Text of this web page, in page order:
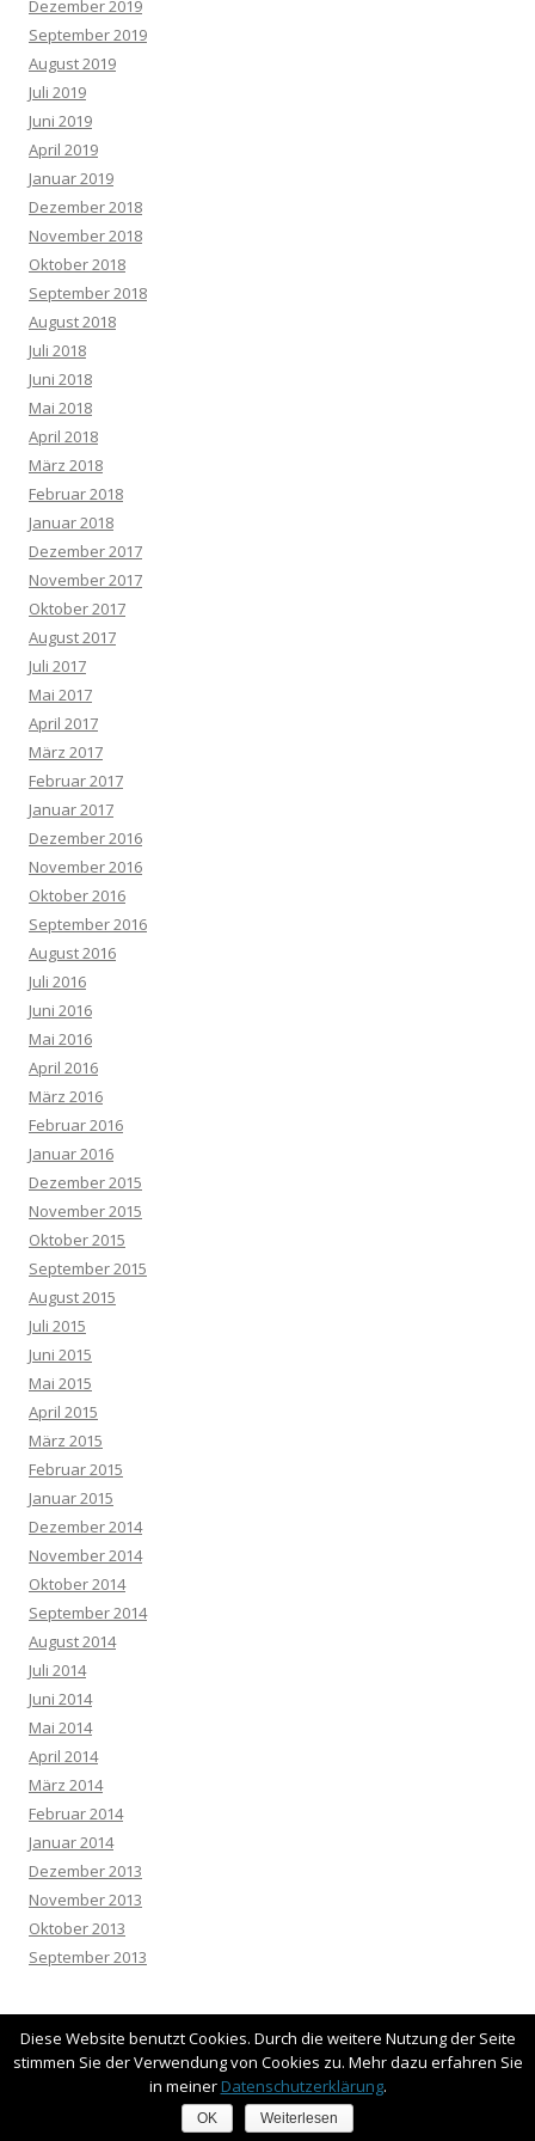
Dezember 2019
September 2019
August 2019
Juli 2019
Juni 2019
April 2019
Januar 2019
Dezember 2018
November 2018
Oktober 2018
September 2018
August 2018
Juli 2018
Juni 2018
Mai 2018
April 2018
März 2018
Februar 2018
Januar 2018
Dezember 2017
November 2017
Oktober 2017
August 2017
Juli 2017
Mai 2017
April 2017
März 2017
Februar 2017
Januar 2017
Dezember 2016
November 2016
Oktober 2016
September 2016
August 2016
Juli 2016
Juni 2016
Mai 2016
April 2016
März 2016
Februar 2016
Januar 2016
Dezember 2015
November 2015
Oktober 2015
September 2015
August 2015
Juli 2015
Juni 2015
Mai 2015
April 2015
März 2015
Februar 2015
Januar 2015
Dezember 2014
November 2014
Oktober 2014
September 2014
August 2014
Juli 2014
Juni 2014
Mai 2014
April 2014
März 2014
Februar 2014
Januar 2014
Dezember 2013
November 2013
Oktober 2013
September 2013
Stolz präsentiert von WordPress
Diese Website benutzt Cookies. Durch die weitere Nutzung der Seite
stimmen Sie der Verwendung von Cookies zu. Mehr dazu erfahren Sie
in meiner Datenschutzerklärung.
OK Weiterlesen